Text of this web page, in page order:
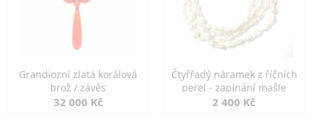
Grandiozní zlatá korálová
brož / závěs
32 000 Kč
Čtyřřadý náramek z říčních
perel - zapínání mašle
2 400 Kč